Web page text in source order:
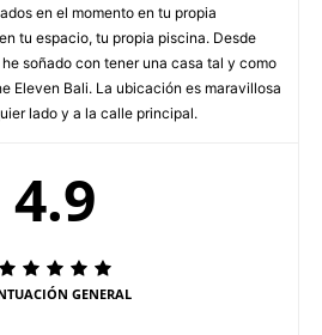
en el momento en tu propia
tu espacio, tu propia piscina. Desde
soñado con tener una casa tal y como
Eleven Bali. La ubicación es maravillosa
lado y a la calle principal.
4.9
GENERAL